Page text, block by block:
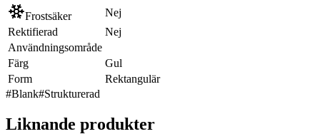
Frostsäker
Nej
Rektifierad
Nej
Användningsområde
Färg
Gul
Form
Rektangulär
#Blank#Strukturerad
Liknande produkter